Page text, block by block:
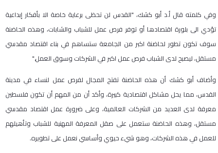
وفي كلمته قال أ.د أبو كشك، "القدس لن تحظى برعاية خاصة الا بأفكار إبداعية
تؤدي الى بلورة اقتصادها أو توفر فرص عمل للشباب والشابات، وهذه الحاضنة
سوف تكون تطور لحاضنة اكبر من الجامعة ستساهم في بناء اقتصاد مقدسي
مستقل، ليصبح لدى الشباب فرص عمل اكبر في الشركات وسوق العمل."
وأضاف أبو كشك أن هذه الحاضنة تفتح المجال لفرص عمل لنساء في مدينة
القدس، مما يحل مشاكل اقتصادية كبيرة، وأكد أن من المهم أن تكون فلسطين
معرفة لدى العديد من الشركات العالمية، وعلى ضرورة عمل اقتصاد مقدسي
مستقل، وهذه الحاضنة ستعمل على صقل المعرفة المهنية للشباب وتأهيلهم
للعمل في هذه الشركات، وهو شيء حيوي وأساسي نعمل على تطويره.